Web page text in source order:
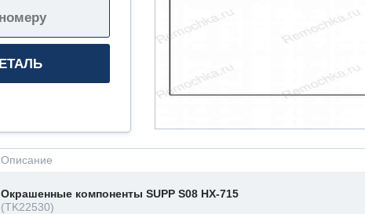
Описание
Окрашенные компоненты SUPP S08 HX-715
(TK22530)